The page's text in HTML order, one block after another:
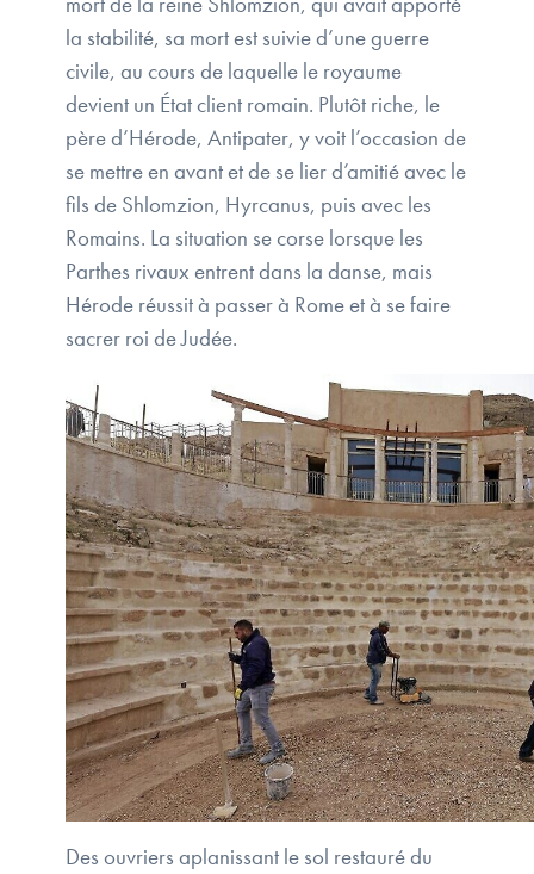
la stabilité, sa mort est suivie d’une guerre
civile, au cours de laquelle le royaume
devient un État client romain. Plutôt riche, le
père d’Hérode, Antipater, y voit l’occasion de
se mettre en avant et de se lier d’amitié avec le
fils de Shlomzion, Hyrcanus, puis avec les
Romains. La situation se corse lorsque les
Parthes rivaux entrent dans la danse, mais
Hérode réussit à passer à Rome et à se faire
sacrer roi de Judée.
Des ouvriers aplanissant le sol restauré du